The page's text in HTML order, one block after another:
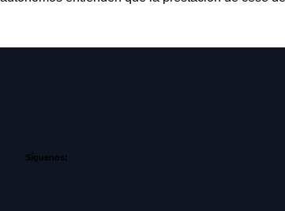
Síguenos: